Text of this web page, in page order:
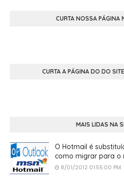
CURTA NOSSA PÁGINA
CURTA A PÁGINA DO DO
MAIS LIDAS NA
O Hotmail é
como migrar para o
8/01/2012 01:55:00 PM